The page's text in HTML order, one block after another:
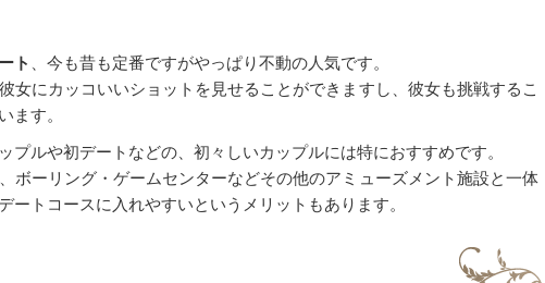
ト 、今も昔も定番ですがやっぱり不動の人気です。
女にカッコいいショットを見せることができますし、彼女も挑戦するこ
ます。
プルや初デートなどの、初々しいカップルには特におすすめです。
ボーリング・ゲームセンターなどその他のアミューズメント施設と一体
ートコースに入れやすいというメリットもあります。